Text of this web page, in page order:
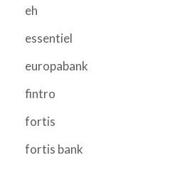
eh
essentiel
europabank
fintro
fortis
fortis bank